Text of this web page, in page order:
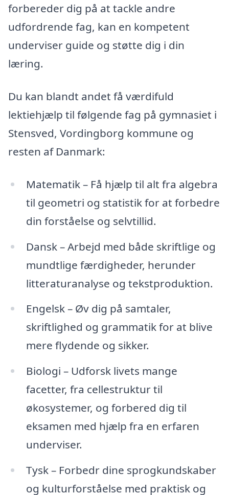
forbereder dig på at tackle andre
udfordrende fag, kan en kompetent
underviser guide og støtte dig i din
læring.
Du kan blandt andet få værdifuld
lektiehjælp til følgende fag på gymnasiet i
Stensved, Vordingborg kommune og
resten af Danmark:
Matematik – Få hjælp til alt fra algebra
til geometri og statistik for at forbedre
din forståelse og selvtillid.
Dansk – Arbejd med både skriftlige og
mundtlige færdigheder, herunder
litteraturanalyse og tekstproduktion.
Engelsk – Øv dig på samtaler,
skriftlighed og grammatik for at blive
mere flydende og sikker.
Biologi – Udforsk livets mange
facetter, fra cellestruktur til
økosystemer, og forbered dig til
eksamen med hjælp fra en erfaren
underviser.
Tysk – Forbedr dine sprogkundskaber
og kulturforståelse med praktisk og